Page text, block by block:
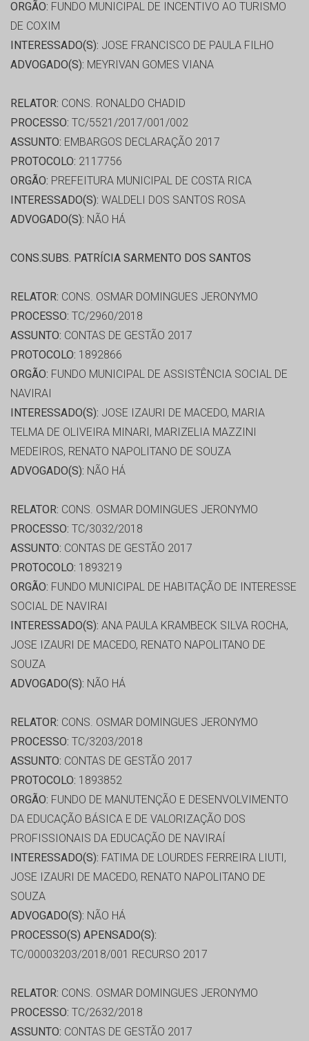
ORGÃO: FUNDO MUNICIPAL DE INCENTIVO AO TURISMO
DE COXIM
INTERESSADO(S): JOSE FRANCISCO DE PAULA FILHO
ADVOGADO(S): MEYRIVAN GOMES VIANA
RELATOR: CONS. RONALDO CHADID
PROCESSO: TC/5521/2017/001/002
ASSUNTO: EMBARGOS DECLARAÇÃO 2017
PROTOCOLO: 2117756
ORGÃO: PREFEITURA MUNICIPAL DE COSTA RICA
INTERESSADO(S): WALDELI DOS SANTOS ROSA
ADVOGADO(S): NÃO HÁ
CONS.SUBS. PATRÍCIA SARMENTO DOS SANTOS
RELATOR: CONS. OSMAR DOMINGUES JERONYMO
PROCESSO: TC/2960/2018
ASSUNTO: CONTAS DE GESTÃO 2017
PROTOCOLO: 1892866
ORGÃO: FUNDO MUNICIPAL DE ASSISTÊNCIA SOCIAL DE
NAVIRAI
INTERESSADO(S): JOSE IZAURI DE MACEDO, MARIA
TELMA DE OLIVEIRA MINARI, MARIZELIA MAZZINI
MEDEIROS, RENATO NAPOLITANO DE SOUZA
ADVOGADO(S): NÃO HÁ
RELATOR: CONS. OSMAR DOMINGUES JERONYMO
PROCESSO: TC/3032/2018
ASSUNTO: CONTAS DE GESTÃO 2017
PROTOCOLO: 1893219
ORGÃO: FUNDO MUNICIPAL DE HABITAÇÃO DE INTERESSE
SOCIAL DE NAVIRAI
INTERESSADO(S): ANA PAULA KRAMBECK SILVA ROCHA,
JOSE IZAURI DE MACEDO, RENATO NAPOLITANO DE
SOUZA
ADVOGADO(S): NÃO HÁ
RELATOR: CONS. OSMAR DOMINGUES JERONYMO
PROCESSO: TC/3203/2018
ASSUNTO: CONTAS DE GESTÃO 2017
PROTOCOLO: 1893852
ORGÃO: FUNDO DE MANUTENÇÃO E DESENVOLVIMENTO
DA EDUCAÇÃO BÁSICA E DE VALORIZAÇÃO DOS
PROFISSIONAIS DA EDUCAÇÃO DE NAVIRAÍ
INTERESSADO(S): FATIMA DE LOURDES FERREIRA LIUTI,
JOSE IZAURI DE MACEDO, RENATO NAPOLITANO DE
SOUZA
ADVOGADO(S): NÃO HÁ
PROCESSO(S) APENSADO(S):
TC/00003203/2018/001 RECURSO 2017
RELATOR: CONS. OSMAR DOMINGUES JERONYMO
PROCESSO: TC/2632/2018
ASSUNTO: CONTAS DE GESTÃO 2017